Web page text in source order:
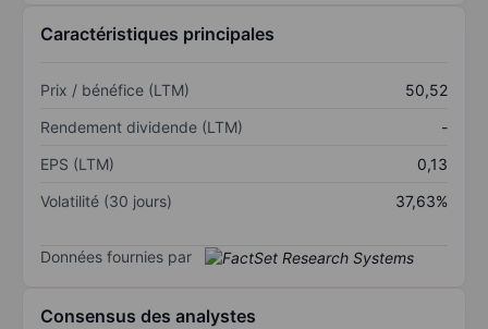
Caractéristiques principales
Prix / bénéfice (LTM)
50,52
Rendement dividende (LTM)
-
EPS (LTM)
0,13
Volatilité (30 jours)
37,63%
Données fournies par
Consensus des analystes